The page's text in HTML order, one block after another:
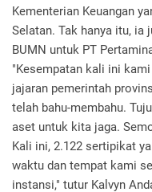
Kementerian Keuangan
Selatan. Tak hanya itu, ia
BUMN untuk PT
"Kesempatan kali ini
jajaran pemerintah
telah bahu-membahu.
aset untuk kita jaga.
Kali ini, 2.122 sertipikat
waktu dan tempat kami
instansi," tutur Kalvyn